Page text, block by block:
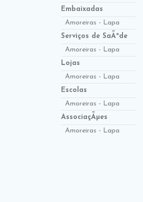
Embaixadas
Amoreiras - Lapa
Serviços de SaÃºde
Amoreiras - Lapa
Lojas
Amoreiras - Lapa
Escolas
Amoreiras - Lapa
AssociaçÃµes
Amoreiras - Lapa